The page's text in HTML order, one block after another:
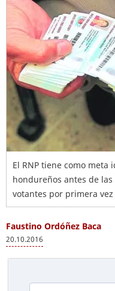
El RNP tiene como
hondureños antes de
votantes por primera
Faustino Ordóñez Baca
20.10.2016